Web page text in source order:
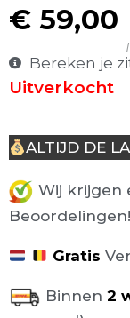
€ 59,00
Bereken je
Uitverkocht
ALTIJD DE
Wij krijgen
Beoordelingen!
Gratis
Binnen 2